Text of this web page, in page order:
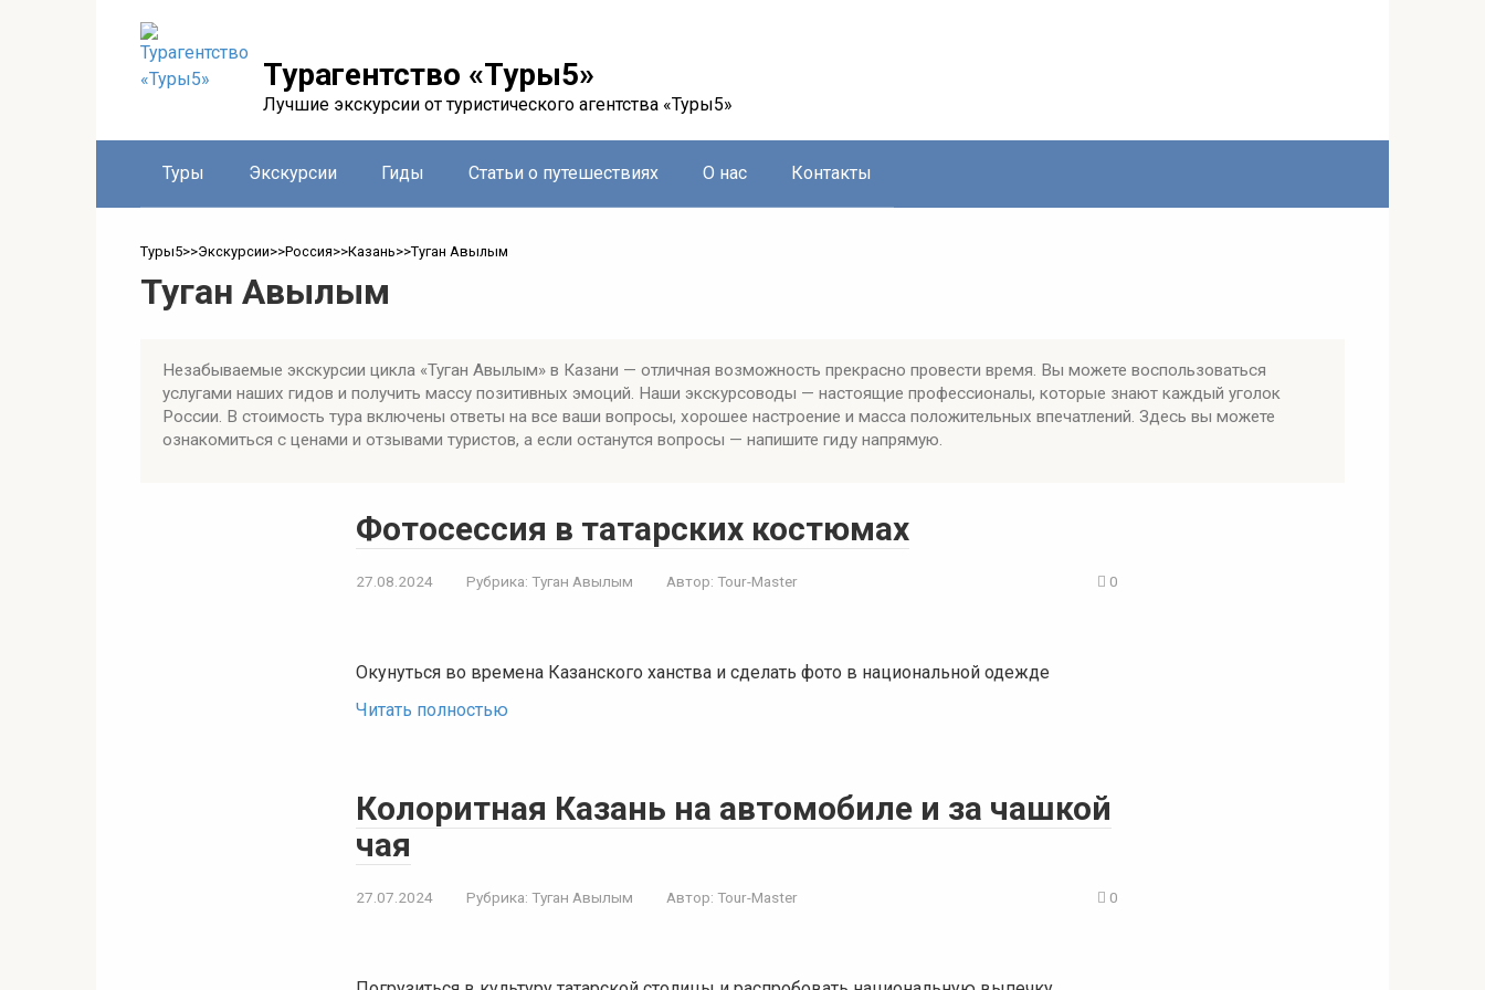
Турагентство «Туры5»
Лучшие экскурсии от туристического агентства «Туры5»
Туры Экскурсии Гиды Статьи о путешествиях О нас Контакты
Туры5>>Экскурсии>>Россия>>Казань>>Туган Авылым
Туган Авылым
Незабываемые экскурсии цикла «Туган Авылым» в Казани — отличная возможность прекрасно провести время. Вы можете воспользоваться
услугами наших гидов и получить массу позитивных эмоций. Наши экскурсоводы — настоящие профессионалы, которые знают каждый уголок
России. В стоимость тура включены ответы на все ваши вопросы, хорошее настроение и масса положительных впечатлений. Здесь вы можете
ознакомиться с ценами и отзывами туристов, а если останутся вопросы — напишите гиду напрямую.
Фотосессия в татарских костюмах
27.08.2024 Рубрика: Туган Авылым Автор: Tour-Master 0
Окунуться во времена Казанского ханства и сделать фото в национальной одежде
Читать полностью
Колоритная Казань на автомобиле и за чашкой
чая
27.07.2024 Рубрика: Туган Авылым Автор: Tour-Master 0